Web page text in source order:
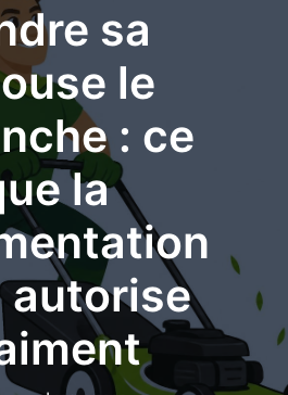
sa
le
: ce
la
autorise